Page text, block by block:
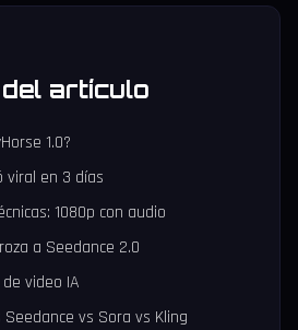
artículo
1.0?
viral en 3 días
1080p con audio
a Seedance 2.0
video IA
vs Sora vs Kling